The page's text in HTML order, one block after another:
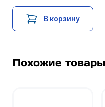
В корзину
Похожие товары